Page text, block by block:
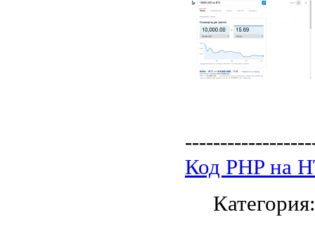
Код PHP на